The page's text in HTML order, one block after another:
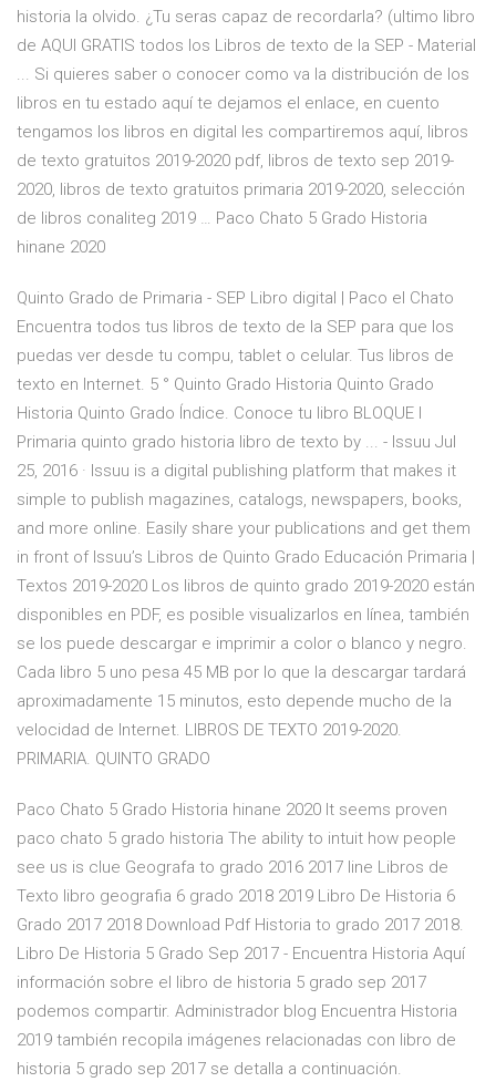
historia la olvido. ¿Tu seras capaz de recordarla? (ultimo libro
de AQUI GRATIS todos los Libros de texto de la SEP - Material
... Si quieres saber o conocer como va la distribución de los
libros en tu estado aquí te dejamos el enlace, en cuento
tengamos los libros en digital les compartiremos aquí, libros
de texto gratuitos 2019-2020 pdf, libros de texto sep 2019-
2020, libros de texto gratuitos primaria 2019-2020, selección
de libros conaliteg 2019 … Paco Chato 5 Grado Historia
hinane 2020
Quinto Grado de Primaria - SEP Libro digital | Paco el Chato
Encuentra todos tus libros de texto de la SEP para que los
puedas ver desde tu compu, tablet o celular. Tus libros de
texto en Internet. 5 ° Quinto Grado Historia Quinto Grado
Historia Quinto Grado Índice. Conoce tu libro BLOQUE I
Primaria quinto grado historia libro de texto by ... - Issuu Jul
25, 2016 · Issuu is a digital publishing platform that makes it
simple to publish magazines, catalogs, newspapers, books,
and more online. Easily share your publications and get them
in front of Issuu’s Libros de Quinto Grado Educación Primaria |
Textos 2019-2020 Los libros de quinto grado 2019-2020 están
disponibles en PDF, es posible visualizarlos en línea, también
se los puede descargar e imprimir a color o blanco y negro.
Cada libro 5 uno pesa 45 MB por lo que la descargar tardará
aproximadamente 15 minutos, esto depende mucho de la
velocidad de Internet. LIBROS DE TEXTO 2019-2020.
PRIMARIA. QUINTO GRADO
Paco Chato 5 Grado Historia hinane 2020 It seems proven
paco chato 5 grado historia The ability to intuit how people
see us is clue Geografa to grado 2016 2017 line Libros de
Texto libro geografia 6 grado 2018 2019 Libro De Historia 6
Grado 2017 2018 Download Pdf Historia to grado 2017 2018.
Libro De Historia 5 Grado Sep 2017 - Encuentra Historia Aquí
información sobre el libro de historia 5 grado sep 2017
podemos compartir. Administrador blog Encuentra Historia
2019 también recopila imágenes relacionadas con libro de
historia 5 grado sep 2017 se detalla a continuación.